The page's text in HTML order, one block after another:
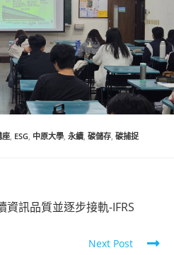
座 ESG 中原大學 永續 碳儲存 碳捕捉
資訊品質並逐步接軌-IFRS
Next Post